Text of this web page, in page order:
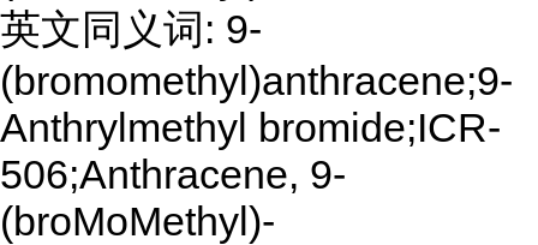
英文同义词: 9-
(bromomethyl)anthracene;9-
Anthrylmethyl bromide;ICR-
506;Anthracene, 9-
(broMoMethyl)-